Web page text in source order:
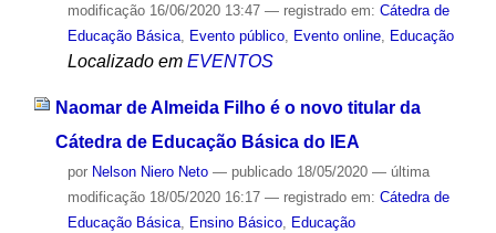
modificação16/06/2020 13:47 — registrado em: Cátedra de
Educação Básica, Evento público, Evento online, Educação
Localizado em EVENTOS
Naomar de Almeida Filho é o novo titular da
Cátedra de Educação Básica do IEA
por Nelson Niero Neto — publicado18/05/2020 — última
modificação18/05/2020 16:17 — registrado em: Cátedra de
Educação Básica, Ensino Básico, Educação